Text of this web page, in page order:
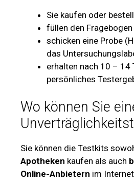
Sie kaufen oder
füllen den Fragebogen
schicken eine Probe
das
erhalten nach 10 – 14
persönliches
Wo können Sie
Sie können die Testkits
Apotheken kaufen als auch
Online-Anbietern im